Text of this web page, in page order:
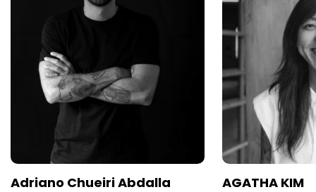
Adriano Chueiri Abdalla AGATHA KIM